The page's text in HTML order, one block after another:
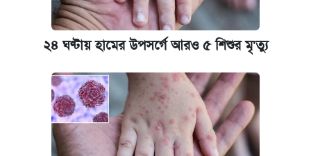
২৪ ঘণ্টায় হামের উপসর্গে আরও ৫ শিশুর মৃ'ত্যু